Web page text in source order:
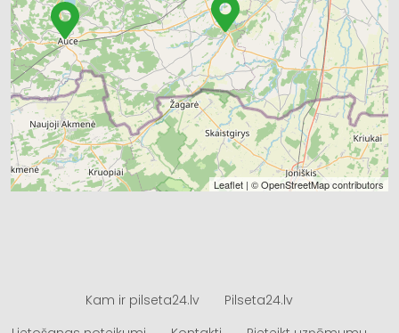
Leaflet | ©OpenStreetMapcontributors
Kam ir pilseta24.lv
Pilseta24.lv